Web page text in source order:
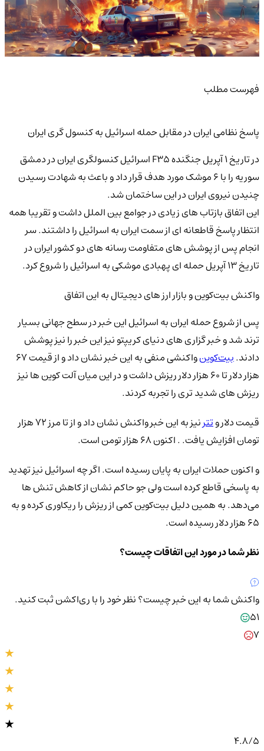
فهرست مطلب
پاسخ نظامی ایران در مقابل حمله اسرائیل به کنسول گری ایران
در تاریخ 1 آپریل جنگنده F35 اسرائیل کنسولگری ایران در دمشق
سوریه را با 6 موشک مورد هدف قرار داد و باعث به شهادت رسیدن
چنیدن نیروی ایران در این ساختمان شد.
این اتفاق بازتاب های زیادی در جوامع بین الملل داشت و تقریبا همه
انتظار پاسخ قاطعانه ای از سمت ایران به اسرائیل را داشتند. سر
انجام پس از پوشش های متفاومت رسانه های دو کشور ایران در
تاریخ 13 آپریل حمله ای پهبادی موشکی به اسرائیل را شروع کرد.
واکنش بیت‌کوین و بازار ارز های دیجیتال به این اتفاق
پس از شروع حمله ایران به اسرائیل این خبر در سطح جهانی بسیار
ترند شد و خبر گزاری های دنیای کریپتو نیز این خبر را نیز پوشش
دادند.بیت‌کوین
واکنشی منفی به این خبر نشان داد و از قیمت 67
هزار دلار تا 60 هزار دلار ریزش داشت و در این میان آلت کوین ها نیز
ریزش های شدید تری را تجربه کردند.
قیمت دلار وتتر
نیز به این خبر واکنش نشان داد و از تا مرز 72 هزار
تومان افزایش یافت. . اکنون 68 هزار تومن است.
و اکنون حملات ایران به پایان رسیده است. اگر چه اسرائیل نیز تهدید
به پاسخی قاطع کرده است ولی جو حاکم نشان از کاهش تنش ها
می‌دهد. به همین دلیل بیت‌کوین کمی از ریزش را ریکاوری کرده و به
65 هزار دلار رسیده است.
نظر شما در مورد این اتفاقات چیست؟
واکنش شما به این خبر چیست؟نظر خود را با ری‌اکشن ثبت کنید.
51
7
4.8/5